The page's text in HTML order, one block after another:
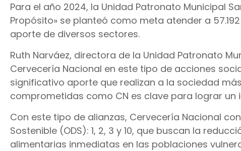
Para el año 2024, la Unidad Patronato Municipal
Propósito» se planteó como meta atender a
aporte de diversos sectores.
Ruth Narváez, directora de la Unidad Patronato
Cervecería Nacional en este tipo de acciones
significativo aporte que realizan a la sociedad
comprometidas como CN es clave para lograr
Con este tipo de alianzas, Cervecería Nacional
Sostenible (ODS): 1, 2, 3 y 10, que buscan la
alimentarias inmediatas en las poblaciones